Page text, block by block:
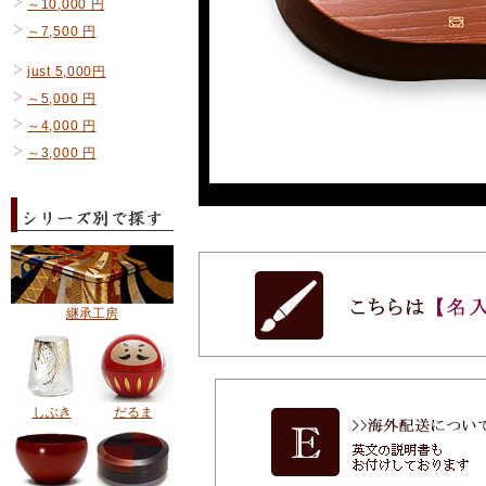
～10,000 円
～7,500 円
just 5,000円
～5,000 円
～4,000 円
～3,000 円
継承工房
しぶき だるま